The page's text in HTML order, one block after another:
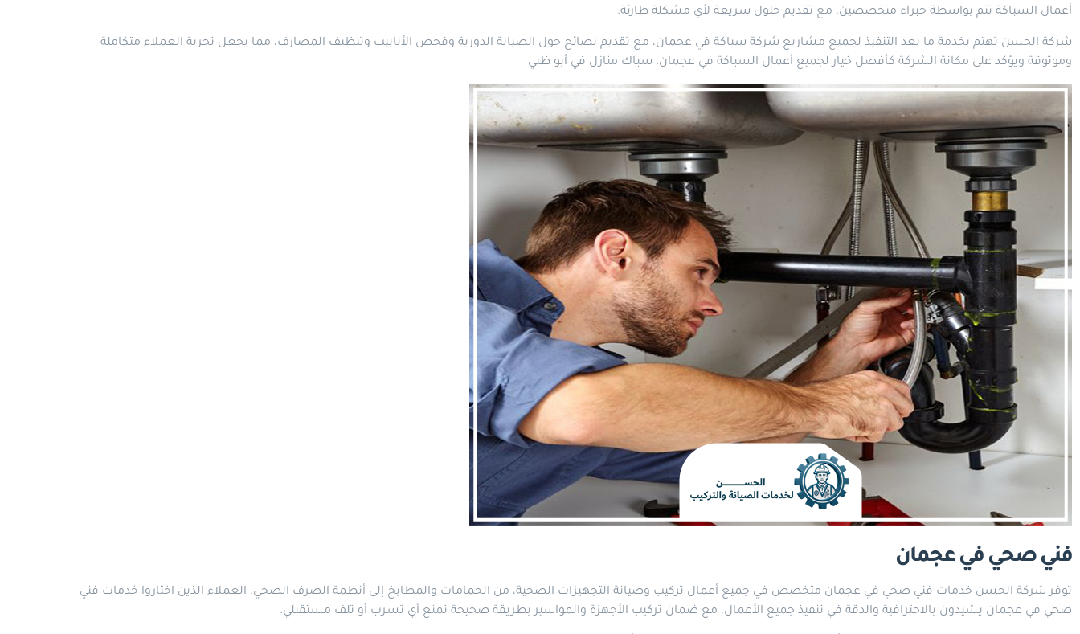
أعمال السباكة تتم بواسطة خبراء متخصصين، مع تقديم حلول سريعة لأي مشكلة طارئة.
شركة الحسن تهتم بخدمة ما بعد التنفيذ لجميع مشاريع شركة سباكة في عجمان، مع تقديم نصائح حول الصيانة الدورية وفحص الأنابيب وتنظيف المصارف، مما يجعل تجربة العملاء متكاملة
وموثوقة ويؤكد على مكانة الشركة كأفضل خيار لجميع أعمال السباكة في عجمان. سباك منازل في أبو ظبي
فني صحي في عجمان
توفر شركة الحسن خدمات فني صحي في عجمان متخصص في جميع أعمال تركيب وصيانة التجهيزات الصحية، من الحمامات والمطابخ إلى أنظمة الصرف الصحي. العملاء الذين اختاروا خدمات فني
صحي في عجمان يشيدون بالاحترافية والدقة في تنفيذ جميع الأعمال، مع ضمان تركيب الأجهزة والمواسير بطريقة صحيحة تمنع أي تسرب أو تلف مستقبلي.